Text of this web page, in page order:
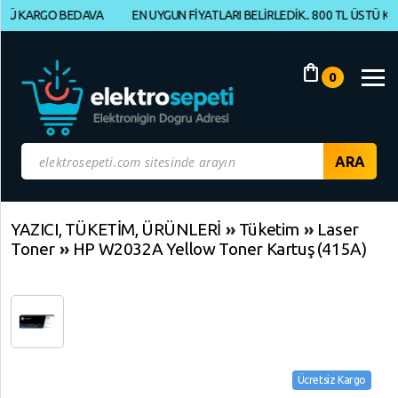
shopping_bag 0
BEDAVA EN UYGUN FİYATLARI BELİRLEDİK.. 800 TL ÜSTÜ KARGO
Müşteri
Yeni
Gelenler
İndirimdekiler
Kategoriye
Göre
Yap
ELEKTRONİK
Geri
Geri
YAZICI, TÜKETİM, ÜRÜNLERİ » Tüketim » Laser
Toner » HP W2032A Yellow Toner Kartuş (415A)
Ücretsiz Kargo